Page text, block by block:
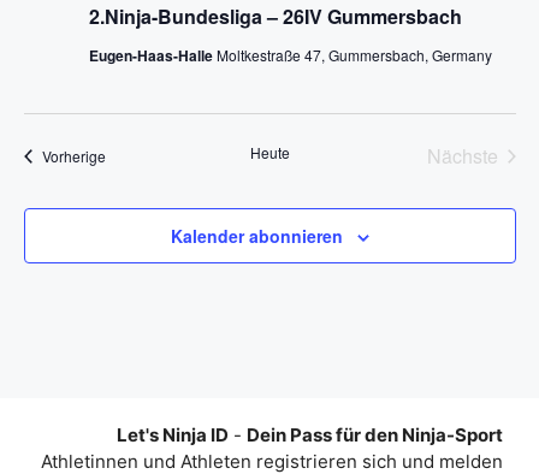
2.Ninja-Bundesliga – 26IV Gummersbach
Eugen-Haas-HalleMoltkestraße 47, Gummersbach, Germany
VorherigeVeranstaltungen Heute
Nächste
Kalender abonnieren
Let's Ninja ID - Dein Pass für den Ninja-Sport
Athletinnen und Athleten registrieren sich und melden